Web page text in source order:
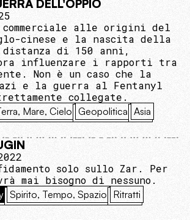
DELL'OPPIO
alle origini del
cinese e la nascita della
di 150 anni,
influenzare i rapporti tra
Non è un caso che la
e la guerra al Fentanyl
collegate.
Mare, Cielo Geopolitica Asia
solo sullo Zar. Per
mai bisogno di nessuno.
Spirito, Tempo, Spazio Ritratti